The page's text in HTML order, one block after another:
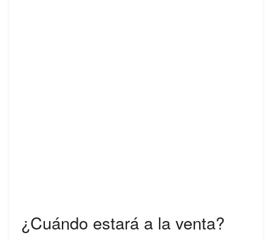
¿Cuándo estará a la venta?